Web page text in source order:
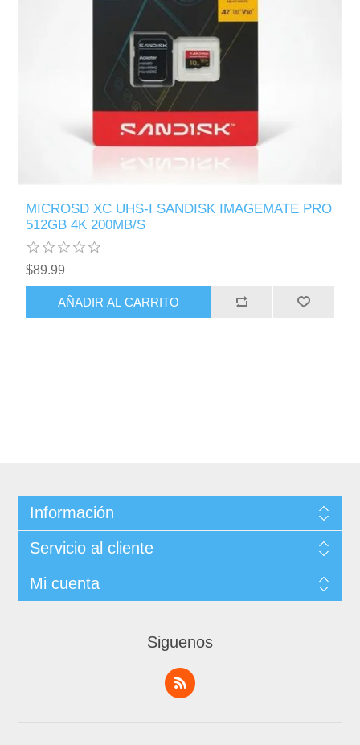
MICROSD XC UHS-I SANDISK IMAGEMATE PRO
512GB 4K 200MB/S
$89.99
AÑADIR AL CARRITO
Información
Servicio al cliente
Mi cuenta
Siguenos